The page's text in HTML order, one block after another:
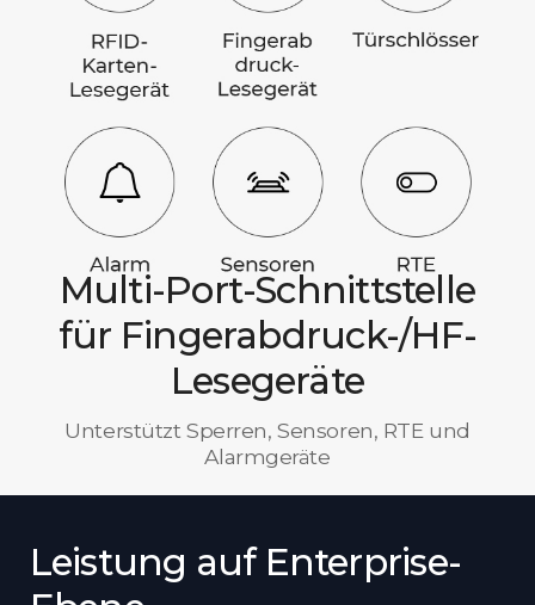
Multi-Port-Schnittstelle
für Fingerabdruck-/HF-
Lesegeräte
Unterstützt Sperren, Sensoren, RTE und
Alarmgeräte
Leistung auf Enterprise-